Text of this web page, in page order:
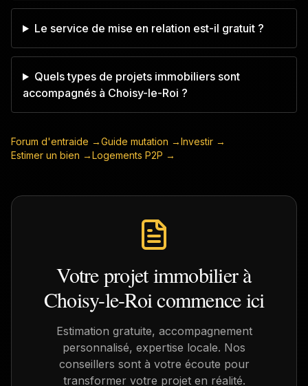
Le service de mise en relation est-il gratuit ?
Quels types de projets immobiliers sont
accompagnés à Choisy-le-Roi ?
Forum d'entraide →Guide mutation →Investir →
Estimer un bien →Logements P2P →
Votre projet immobilier à
Choisy-le-Roicommence ici
Estimation gratuite, accompagnement
personnalisé, expertise locale. Nos
conseillers sont à votre écoute pour
transformer votre projet en réalité.